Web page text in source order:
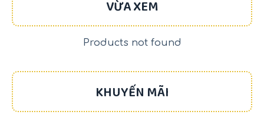
VỪA XEM
Products not found
KHUYẾN MÃI